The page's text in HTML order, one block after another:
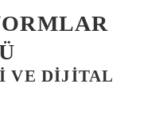
VE DIJITAL